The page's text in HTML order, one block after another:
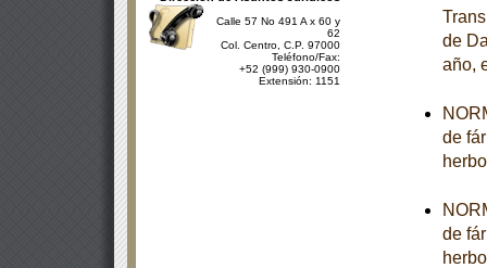
Calle 57 No 491 A x 60 y
62
Col. Centro, C.P. 97000
Teléfono/Fax:
+52 (999) 930-0900
Extensión: 1151
de
año,
de
de